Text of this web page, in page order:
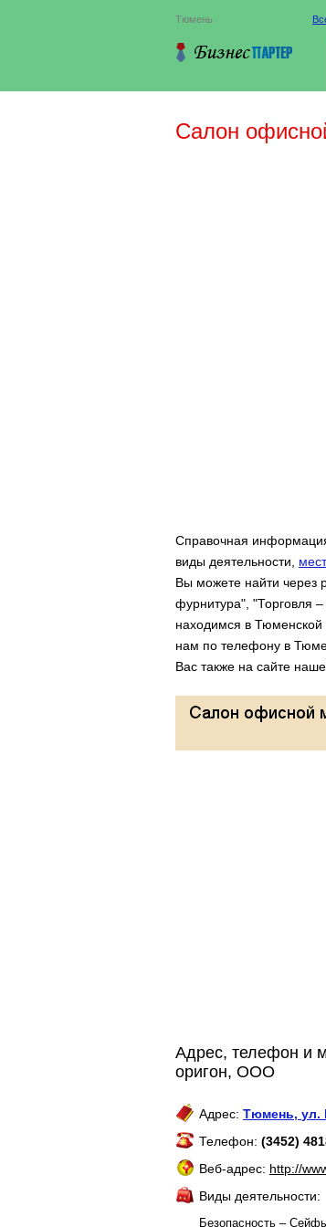
Тюмень
Салон
Справочная
виды деятельности,
Вы можете найти через
фурнитура", "Торговля
находимся в
нам по телефону в
Вас также на сайте
Адрес, телефон и
оригон, ООО
Адрес: Тюмень, ул.
Телефон: (3452)
Веб-адрес: http://
Виды деятельности:
Безопасность –